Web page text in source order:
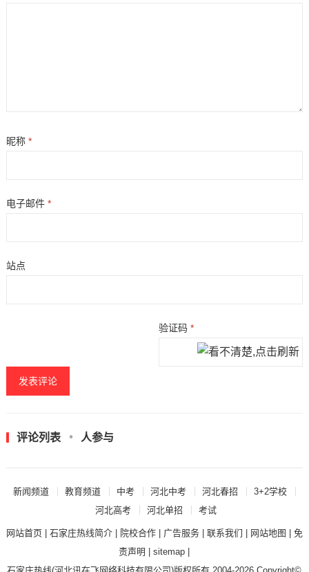
昵称 *
电子邮件 *
站点
验证码*
评论列表 人参与
新闻频道 教育频道 中考 河北中考 河北春招
3+2学校
河北高考
河北单招 考试
网站首页| 石家庄热线简介| 院校合作| 广告服务| 联系我们 网站地图
免
责声明
|sitemap